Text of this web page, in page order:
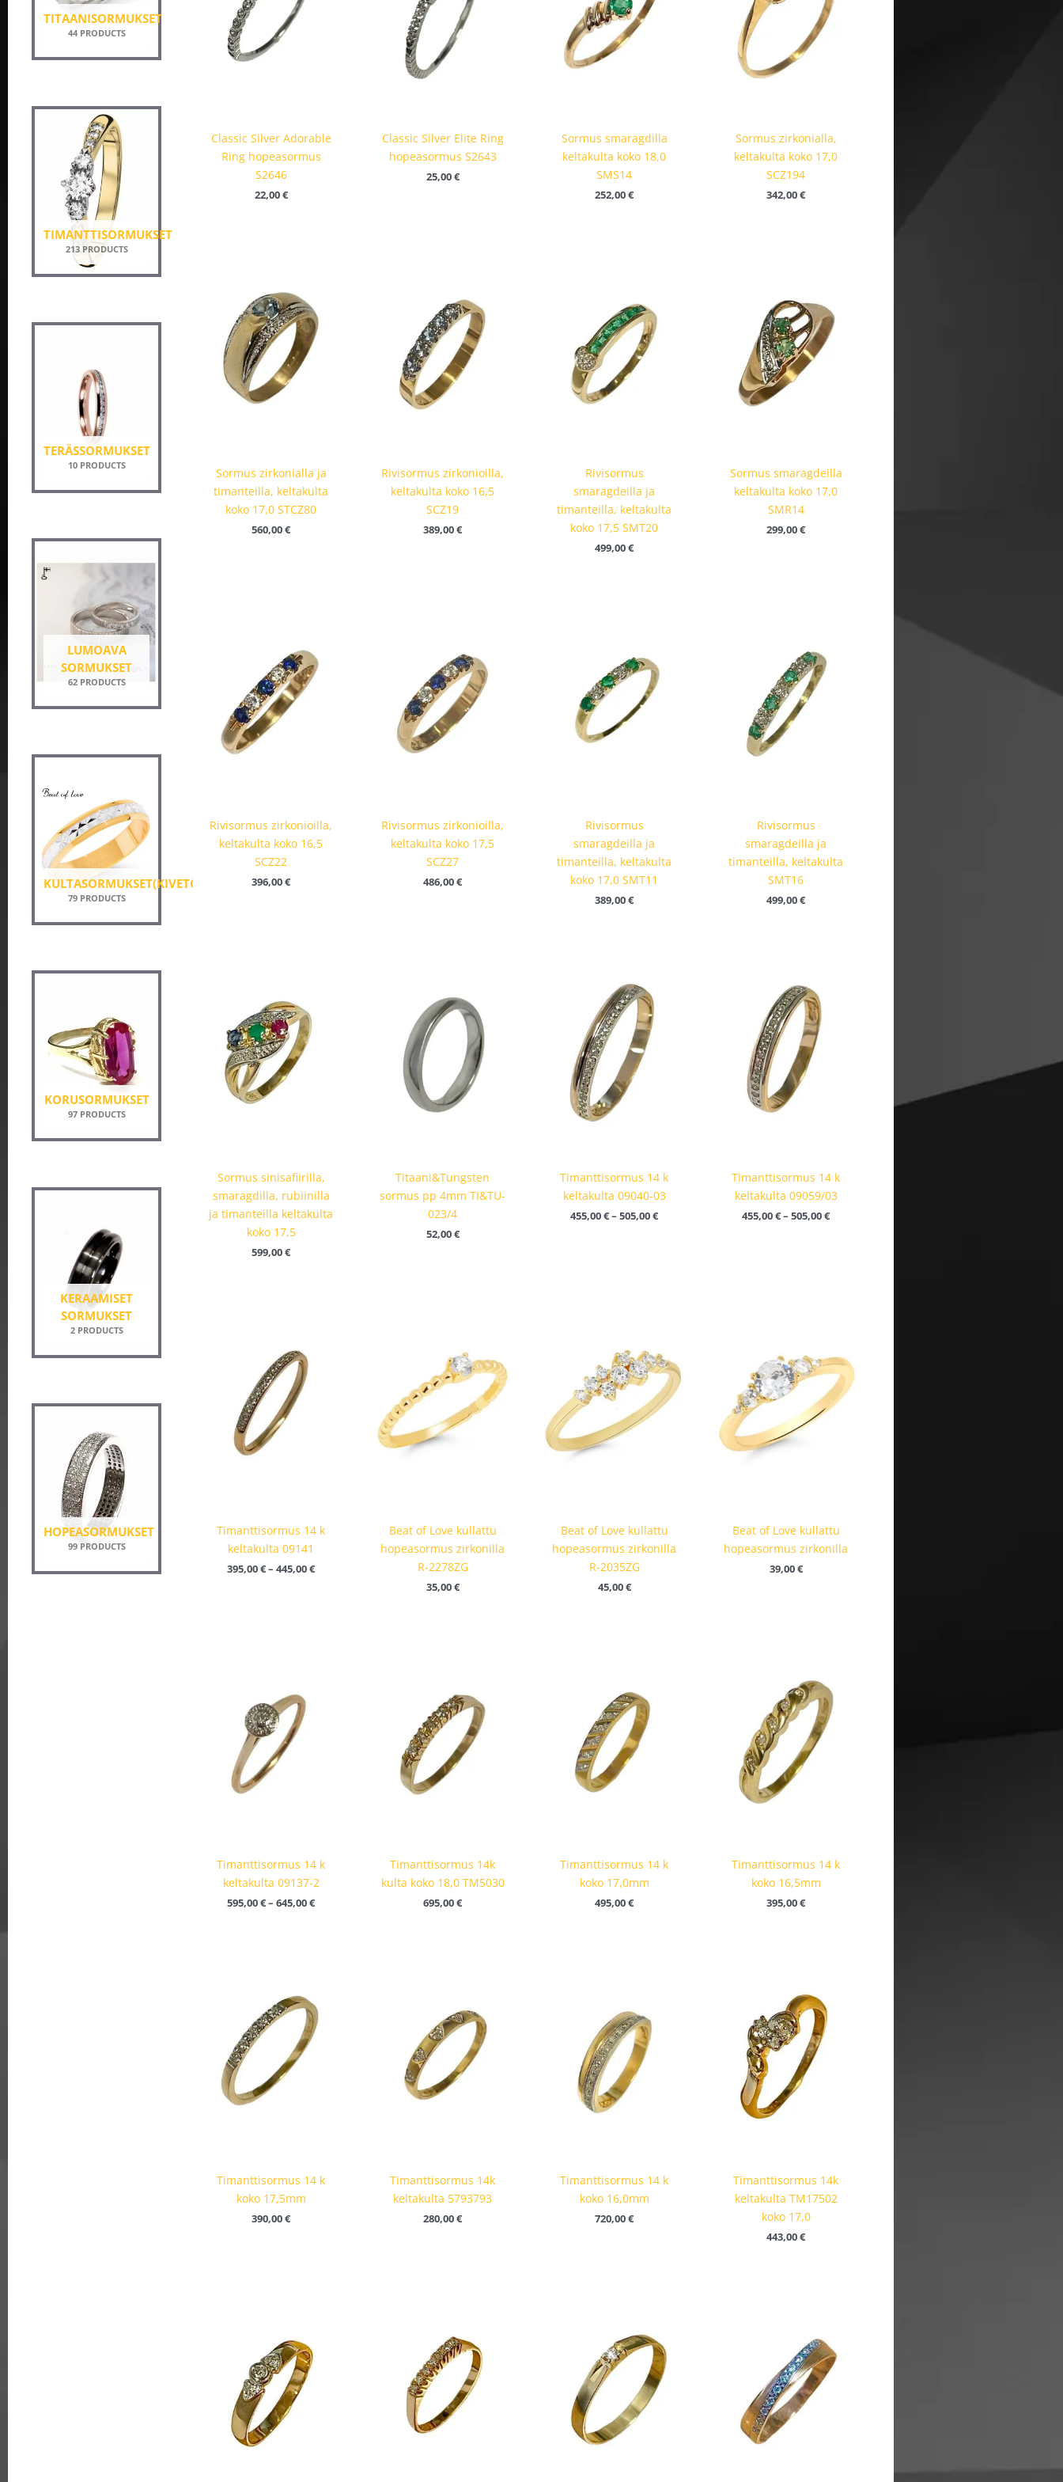
TITAANISORMUKSET
44 PRODUCTS
TIMANTTISORMUKSET
213 PRODUCTS
TERÄSSORMUKSET
10 PRODUCTS
LUMOAVA
SORMUKSET
62 PRODUCTS
KULTASORMUKSET(KIVETÖN)
79 PRODUCTS
KORUSORMUKSET
97 PRODUCTS
KERAAMISET
SORMUKSET
2 PRODUCTS
HOPEASORMUKSET
99 PRODUCTS
Classic Silver Adorable
Ring hopeasormus
S2646
22,00€
Classic Silver Elite Ring
hopeasormus S2643
25,00€
Sormus smaragdilla
keltakulta koko 18,0
SMS14
252,00€
Sormus zirkonialla,
keltakulta koko 17,0
SCZ194
342,00€
Sormus zirkonialla ja
timanteilla, keltakulta
koko 17,0 STCZ80
560,00€
Rivisormus zirkonioilla,
keltakulta koko 16,5
SCZ19
389,00€
Rivisormus
smaragdeilla ja
timanteilla, keltakulta
koko 17,5 SMT20
499,00€
Sormus smaragdeilla
keltakulta koko 17,0
SMR14
299,00€
Rivisormus zirkonioilla,
keltakulta koko 16,5
SCZ22
396,00€
Rivisormus zirkonioilla,
keltakulta koko 17,5
SCZ27
486,00€
Rivisormus
smaragdeilla ja
timanteilla, keltakulta
koko 17,0 SMT11
389,00€
Rivisormus
smaragdeilla ja
timanteilla, keltakulta
SMT16
499,00€
Sormus sinisafiirilla,
smaragdilla, rubiinilla
ja timanteilla keltakulta
koko 17,5
599,00€
Titaani&Tungsten
sormus pp 4mm TI&TU-
023/4
52,00€
Timanttisormus 14 k
keltakulta 09040-03
455,00€– 505,00€
Timanttisormus 14 k
keltakulta 09059/03
455,00€ – 505,00€
Timanttisormus 14 k
keltakulta 09141
395,00€– 445,00€
Beat of Love kullattu
hopeasormus zirkonilla
R-2278ZG
35,00€
Beat of Love kullattu
hopeasormus zirkonilla
R-2035ZG
45,00€
Beat of Love kullattu
hopeasormus zirkonilla
39,00€
Timanttisormus 14 k
keltakulta 09137-2
595,00€– 645,00€
Timanttisormus 14k
kulta koko 18,0 TM5030
695,00€
Timanttisormus 14 k
koko 17,0mm
495,00€
Timanttisormus 14 k
koko 16,5mm
395,00€
Timanttisormus 14 k
koko 17,5mm
390,00€
Timanttisormus 14k
keltakulta 5793793
280,00€
Timanttisormus 14 k
koko 16,0mm
720,00€
Timanttisormus 14k
keltakulta TM17502
koko 17,0
443,00€